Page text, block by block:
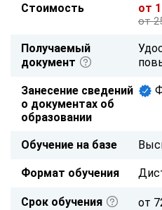
Стоимость от
от
Получаемый
документ
Занесение сведений
о документах об
образовании
Обучение на базе
Формат обучения
Срок обучения от